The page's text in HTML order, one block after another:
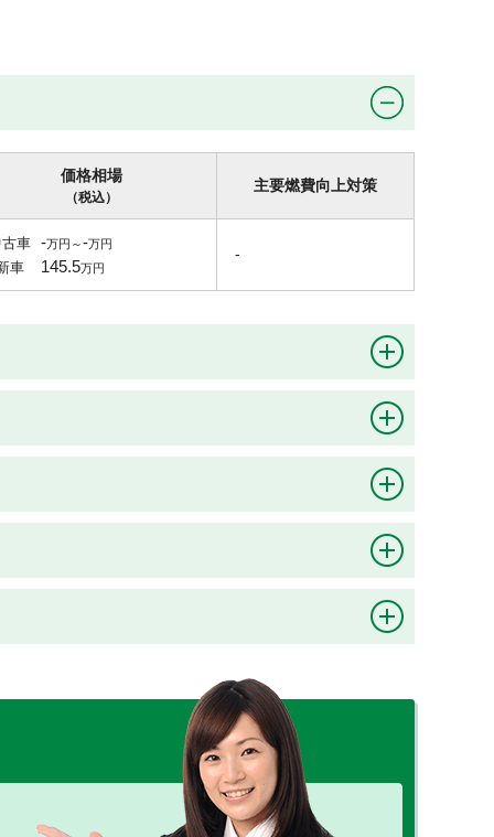
価格相場
（税込）
主要燃費向上対策
車 - -
車 145.5
-